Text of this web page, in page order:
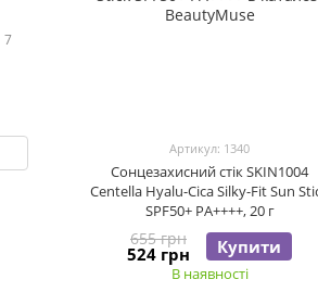
Артикул: 1340
Сонцезахисний стік SKIN1004
Centella Hyalu-Cica Silky-Fit Sun
SPF50+ PA++++, 20 г
655 грн
524 грн Купити
В наявності
7